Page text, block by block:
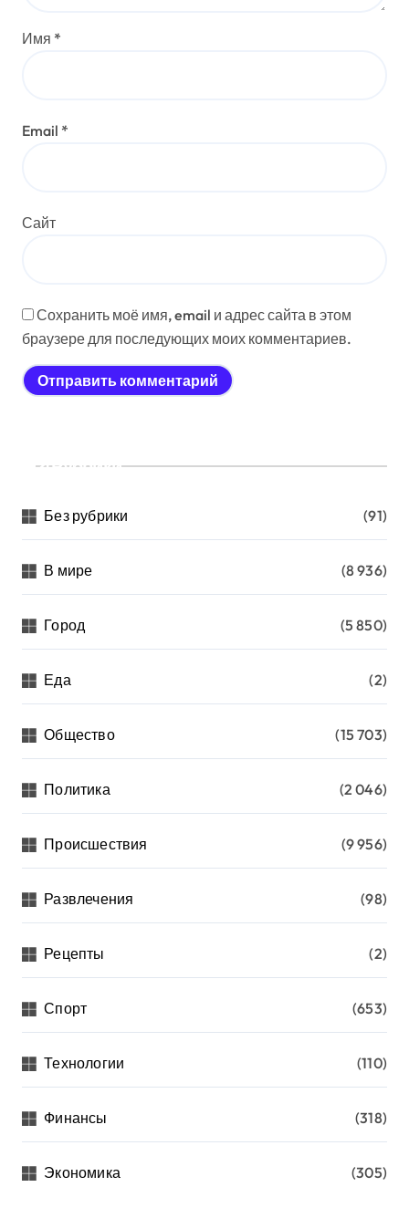
Имя *
Email *
Сайт
Сохранить моё имя, email и адрес сайта в этом
браузере для последующих моих комментариев.
Рубрики
Без рубрики (91)
В мире (8 936)
Город (5 850)
Еда (2)
Общество (15 703)
Политика (2 046)
Происшествия (9 956)
Развлечения (98)
Рецепты (2)
Спорт (653)
Технологии (110)
Финансы (318)
Экономика (305)